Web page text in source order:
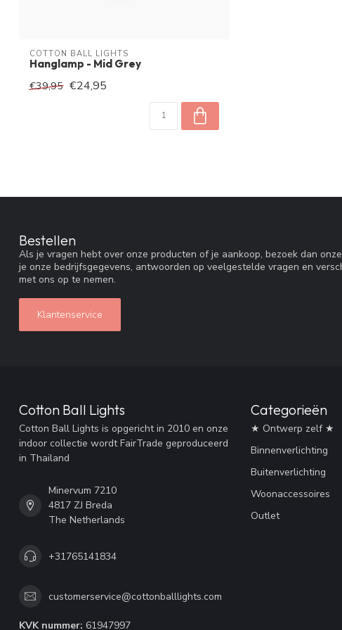
COTTON BALL LIGHTS
Hanglamp - Mid Grey
€39,95 €24,95
Bestellen
Als je vragen hebt over onze producten of je aankoop, bezoek dan
je onze bedrijfsgegevens, antwoorden op veelgestelde vragen en
met ons op te nemen.
Klantenservice
Cotton Ball Lights
Cotton Ball Lights is opgericht in 2010 en onze
indoor collectie wordt FairTrade geproduceerd
in Thailand
Minervum 7210
4817 ZJ Breda
The Netherlands
+31765141834
customerservice@cottonballlights.com
KVK nummer: 61947997
Categorieën
★ Ontwerp zelf ★
Binnenverlichting
Buitenverlichting
Woonaccessoires
Outlet